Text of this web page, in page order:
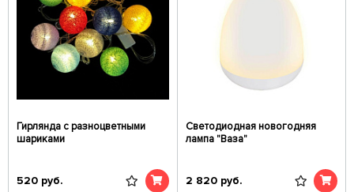
Гирлянда с разноцветными
шариками
520 руб.
Светодиодная новогодняя
лампа "Ваза"
2 820 руб.